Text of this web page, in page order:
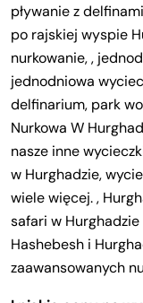
pływanie z
po rajskiej wyspie
nurkowanie, ,
jednodniowa
delfinarium, park
Nurkowa W
nasze inne
w Hurghadzie,
wiele więcej. ,
safari w Hurghadzie
Hashebesh i
zaawansowanych